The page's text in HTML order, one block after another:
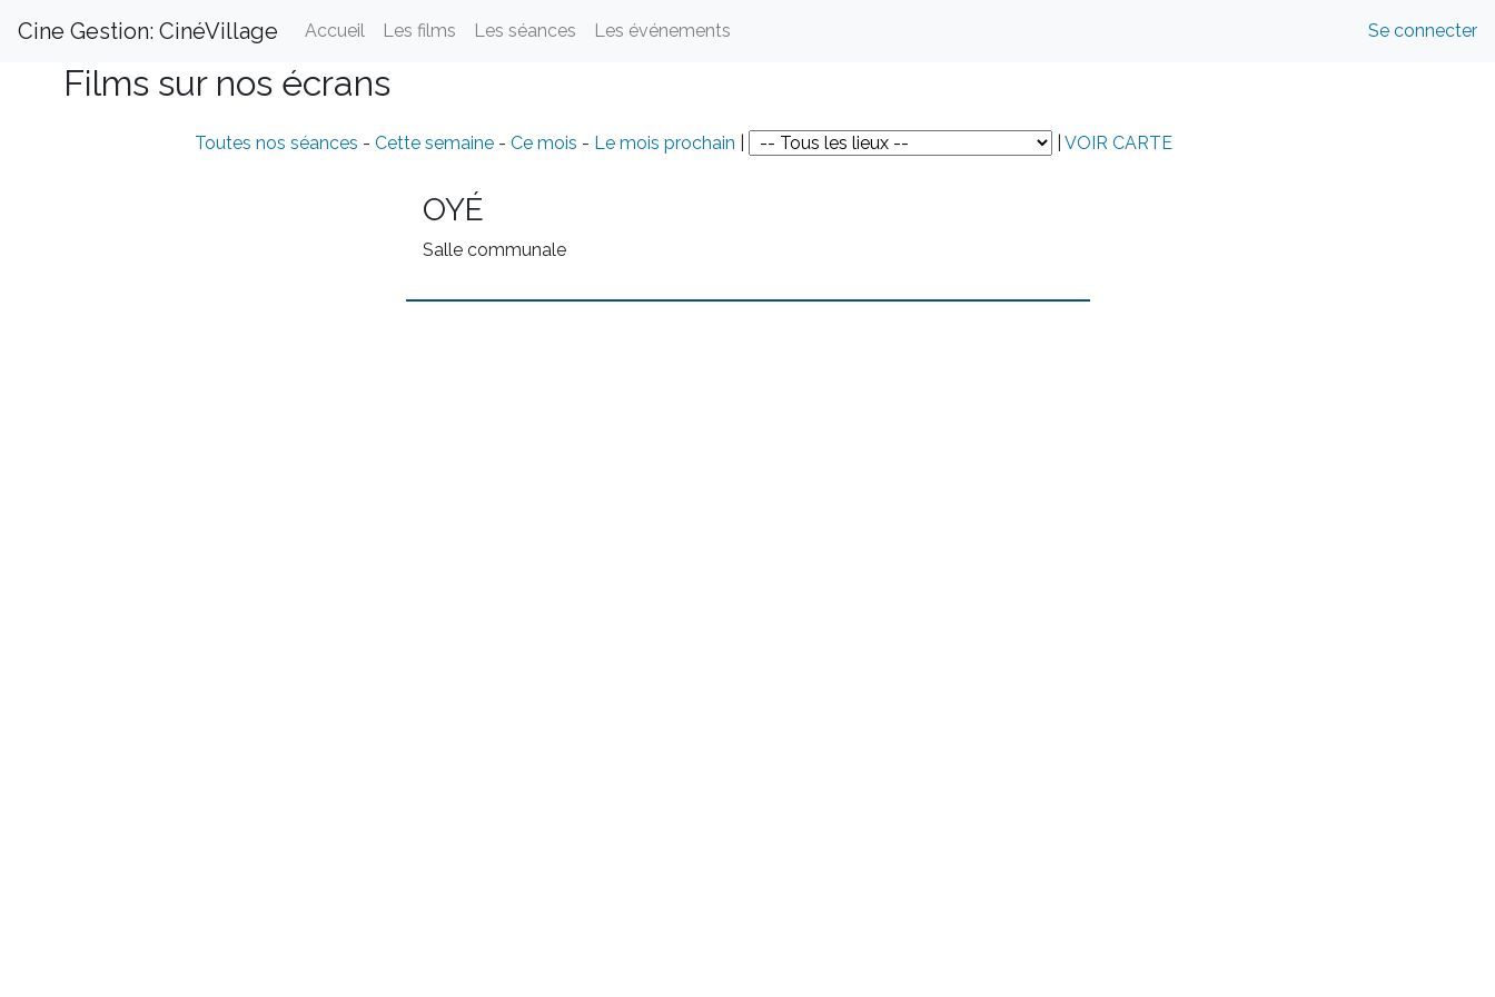
Cine Gestion: CinéVillage Accueil Les films Les séances Les événements Se connecter
Films sur nos écrans
Toutes nos séances - Cette semaine- Ce mois - Le mois prochain VOIR CARTE
OYÉ
Salle communale